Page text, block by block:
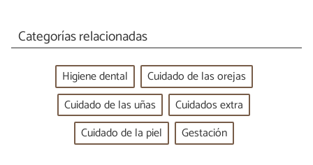
Categorías relacionadas
Higiene dental
Cuidado de las orejas
Cuidado de las uñas
Cuidados extra
Cuidado de la piel
Gestación